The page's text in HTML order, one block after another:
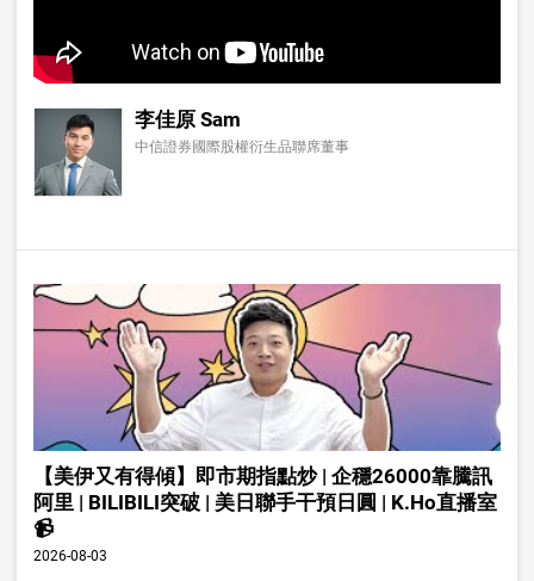
李佳原 Sam
中信證券國際股權衍生品聯席董事
【美伊又有得傾】即市期指點炒 | 企穩26000靠騰訊
阿里 | BILIBILI突破 | 美日聯手干預日圓 | K.Ho直播室
📹
2026-08-03